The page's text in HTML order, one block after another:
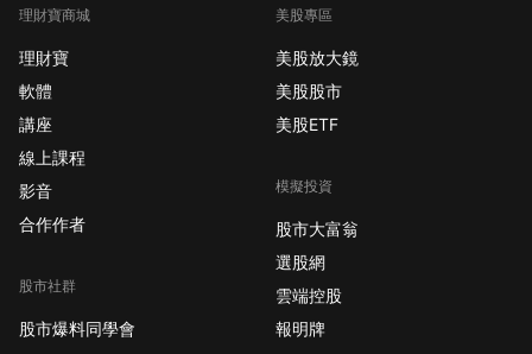
理財寶商城
理財寶
軟體
講座
線上課程
影音
合作作者
股市社群
股市爆料同學會
美股專區
美股放大鏡
美股股市
美股ETF
模擬投資
股市大富翁
選股網
雲端控股
報明牌